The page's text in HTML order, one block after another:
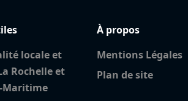
locale et
Rochelle et
Maritime
À propos
Mentions Légales
Plan de site